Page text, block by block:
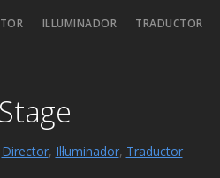
IL·LUMINADOR TRADUCTOR
Director, Il·luminador, Traductor